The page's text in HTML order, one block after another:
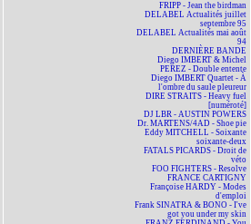
FRIPP - Jean the birdman
DELABEL Actualités juillet
septembre 95
DELABEL Actualités mai août
94
DERNIÈRE BANDE
Diego IMBERT & Michel
PEREZ - Double entente
Diego IMBERT Quartet - À
l'ombre du saule pleureur
DIRE STRAITS - Heavy fuel
[numéroté]
DJ LBR - AUSTIN POWERS
Dr. MARTENS/4AD - Shoe pie
Eddy MITCHELL - Soixante
soixante-deux
FATALS PICARDS - Droit de
véto
FOO FIGHTERS - Resolve
FRANCE CARTIGNY
Françoise HARDY - Modes
d'emploi
Frank SINATRA & BONO - I've
got you under my skin